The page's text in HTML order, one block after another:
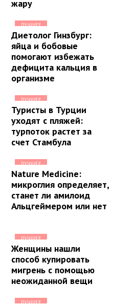
жару
ЛУЧШЕЕ
Диетолог Гинзбург:
яйца и бобовые
помогают избежать
дефицита кальция в
организме
ЛУЧШЕЕ
Туристы в Турции
уходят с пляжей:
турпоток растет за
счет Стамбула
ЛУЧШЕЕ
Nature Medicine:
микроглия определяет,
станет ли амилоид
Альцгеймером или нет
ЛУЧШЕЕ
Женщины нашли
способ купировать
мигрень с помощью
неожиданной вещи
ЛУЧШЕЕ